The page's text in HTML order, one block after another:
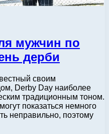
мужчин по
дерби
своим
Derby Day наиболее
традиционным тоном.
показаться немного
неправильно, поэтому